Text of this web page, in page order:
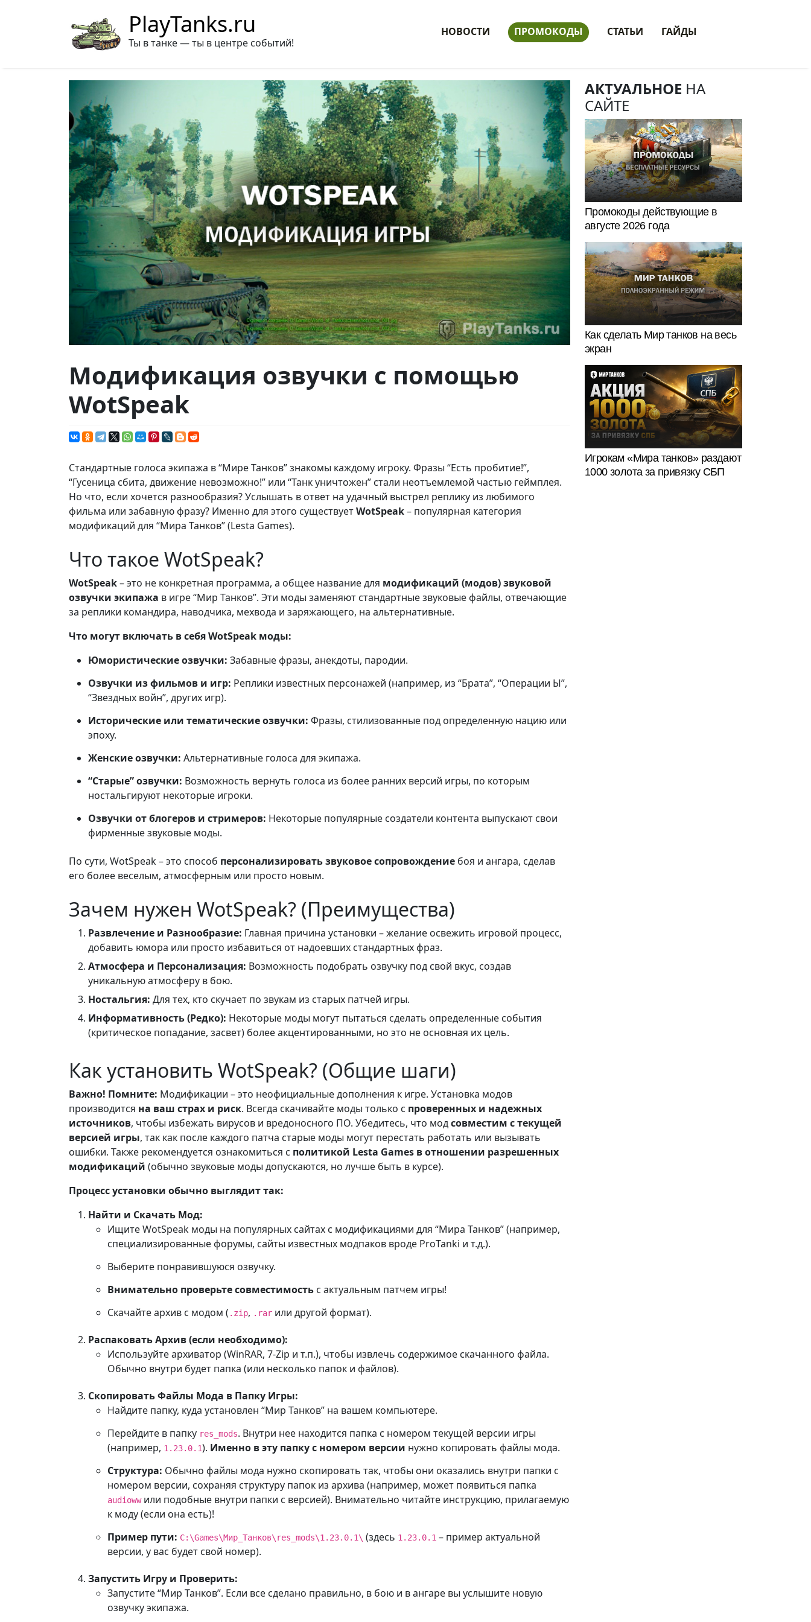
PlayTanks.ru
Ты в танке — ты в центре событий!
НОВОСТИ ПРОМОКОДЫ СТАТЬИ ГАЙДЫ
Модификация озвучки с помощью
WotSpeak
Стандартные голоса экипажа в “Мире Танков” знакомы каждому игроку. Фразы “Есть пробитие!”,
“Гусеница сбита, движение невозможно!” или “Танк уничтожен” стали неотъемлемой частью геймплея.
Но что, если хочется разнообразия? Услышать в ответ на удачный выстрел реплику из любимого
фильма или забавную фразу? Именно для этого существуетWotSpeak– популярная категория
модификаций для “Мира Танков” (Lesta Games).
Что такое WotSpeak?
WotSpeak– это не конкретная программа, а общее название для модификаций (модов) звуковой
озвучки экипажа в игре “Мир Танков”. Эти моды заменяют стандартные звуковые файлы, отвечающие
за реплики командира, наводчика, мехвода и заряжающего, на альтернативные.
Что могут включать в себя WotSpeak моды:
Юмористические озвучки: Забавные фразы, анекдоты, пародии.
Озвучки из фильмов и игр: Реплики известных персонажей (например, из “Брата”, “Операции Ы”,
“Звездных войн”, других игр).
Исторические или тематические озвучки: Фразы, стилизованные под определенную нацию или
эпоху.
Женские озвучки: Альтернативные голоса для экипажа.
“Старые” озвучки: Возможность вернуть голоса из более ранних версий игры, по которым
ностальгируют некоторые игроки.
Озвучки от блогеров и стримеров: Некоторые популярные создатели контента выпускают свои
фирменные звуковые моды.
По сути, WotSpeak – это способ персонализировать звуковое сопровождение боя и ангара, сделав
его более веселым, атмосферным или просто новым.
Зачем нужен WotSpeak? (Преимущества)
Развлечение и Разнообразие: Главная причина установки – желание освежить игровой процесс,
добавить юмора или просто избавиться от надоевших стандартных фраз.
Атмосфера и Персонализация: Возможность подобрать озвучку под свой вкус, создав
уникальную атмосферу в бою.
Ностальгия: Для тех, кто скучает по звукам из старых патчей игры.
Информативность (Редко): Некоторые моды могут пытаться сделать определенные события
(критическое попадание, засвет) более акцентированными, но это не основная их цель.
Как установить WotSpeak? (Общие шаги)
Важно! Помните: Модификации – это неофициальные дополнения к игре. Установка модов
производится на ваш страх и риск. Всегда скачивайте моды только с проверенных и надежных
источников, чтобы избежать вирусов и вредоносного ПО. Убедитесь, что модсовместим с текущей
версией игры, так как после каждого патча старые моды могут перестать работать или вызывать
ошибки. Также рекомендуется ознакомиться с политикой Lesta Games в отношении разрешенных
модификаций (обычно звуковые моды допускаются, но лучше быть в курсе).
Процесс установки обычно выглядит так:
Найти и Скачать Мод:
Ищите WotSpeak моды на популярных сайтах с модификациями для “Мира Танков” (например,
специализированные форумы, сайты известных модпаков вроде ProTanki и т.д.).
Выберите понравившуюся озвучку.
Внимательно проверьте совместимость с актуальным патчем игры!
Скачайте архив с модом ( .zip, .rar или другой формат).
Распаковать Архив (если необходимо):
Используйте архиватор (WinRAR, 7-Zip и т.п.), чтобы извлечь содержимое скачанного файла.
Обычно внутри будет папка (или несколько папок и файлов).
Скопировать Файлы Мода в Папку Игры:
Найдите папку, куда установлен “Мир Танков” на вашем компьютере.
Перейдите в папку res_mods. Внутри нее находится папка с номером текущей версии игры
(например, 1.23.0.1). Именно в эту папку с номером версии нужно копировать файлы мода.
Структура: Обычно файлы мода нужно скопировать так, чтобы они оказались внутри папки с
номером версии, сохраняя структуру папок из архива (например, может появиться папка
audiowwили подобные внутри папки с версией). Внимательно читайте инструкцию, прилагаемую
к моду (если она есть)!
Пример пути: C:\Games\Мир_Танков\res_mods\1.23.0.1\ (здесь 1.23.0.1 – пример актуальной
версии, у вас будет свой номер).
Запустить Игру и Проверить:
Запустите “Мир Танков”. Если все сделано правильно, в бою и в ангаре вы услышите новую
озвучку экипажа.
АКТУАЛЬНОЕ НА
САЙТЕ
Промокоды действующие в
августе 2026 года
Как сделать Мир танков на весь
экран
Игрокам «Мира танков» раздают
1000 золота за привязку СБП